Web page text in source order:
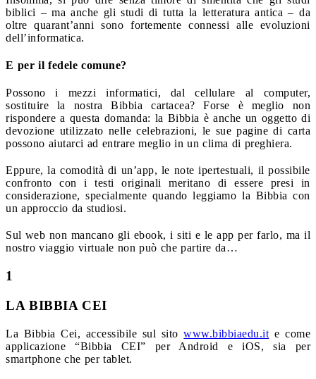
biblici – ma anche gli studi di tutta la letteratura antica – da
oltre quarant’anni sono fortemente connessi alle evoluzioni
dell’informatica.
E per il fedele comune?
Possono i mezzi informatici, dal cellulare al computer,
sostituire la nostra Bibbia cartacea? Forse è meglio non
rispondere a questa domanda: la Bibbia è anche un oggetto di
devozione utilizzato nelle celebrazioni, le sue pagine di carta
possono aiutarci ad entrare meglio in un clima di preghiera.
Eppure, la comodità di un’app, le note ipertestuali, il possibile
confronto con i testi originali meritano di essere presi in
considerazione, specialmente quando leggiamo la Bibbia con
un approccio da studiosi.
Sul web non mancano gli ebook, i siti e le app per farlo, ma il
nostro viaggio virtuale non può che partire da…
1
LA BIBBIA CEI
La Bibbia Cei, accessibile sul sitowww.bibbiaedu.it e come
applicazione “Bibbia CEI” per Android e iOS, sia per
smartphone che per tablet.